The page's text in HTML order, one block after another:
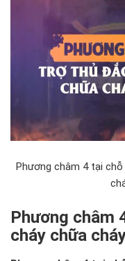
Phương châm 4 tại
Phương châm
cháy chữa